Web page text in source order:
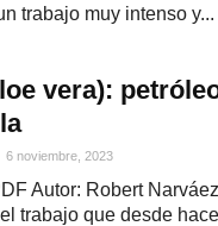
trabajo muy intenso y...
vera):
6 noviembre, 2023
Autor: Robert
trabajo que desde